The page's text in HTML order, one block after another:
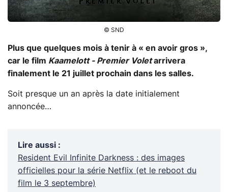
© SND
Plus que quelques mois à tenir à « en avoir gros »,
car le film Kaamelott - Premier Voletarrivera
finalement le 21 juillet prochain dans les salles.
Soit presque un an après la date initialement
annoncée…
Lire aussi :
Resident Evil Infinite Darkness : des images
officielles pour la série Netflix (et le reboot du
film le 3 septembre)